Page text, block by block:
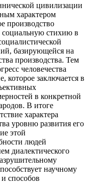
цивилизации
характером
производство
стихию в
базирующейся на
производства. Тем
человечества
которое заключается в
в конкретной
В итоге
характера
уровню развития его
этой
людей
диалектического
научному
способов